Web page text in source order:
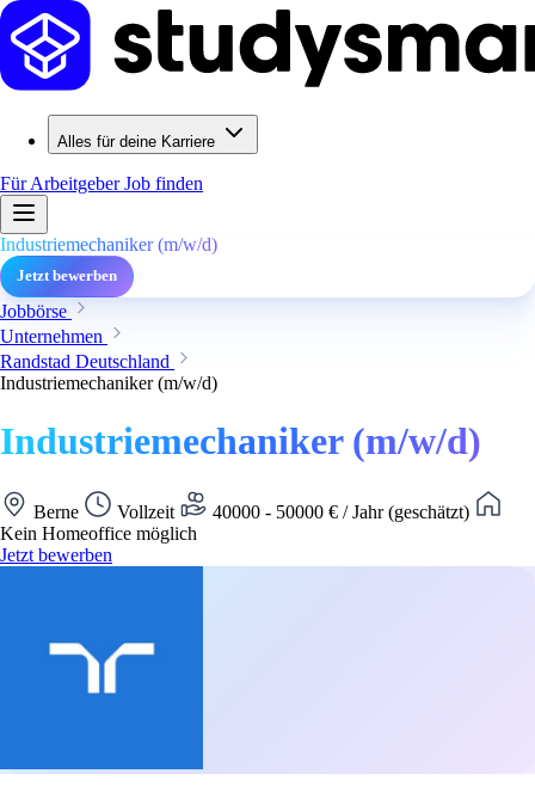
Alles für deine Karriere
Für ArbeitgeberJob finden
Industriemechaniker (m/w/d)
Jetzt bewerben
Jobbörse
Unternehmen
Randstad Deutschland
Industriemechaniker (m/w/d)
Industriemechaniker (m/w/d)
Berne Vollzeit
40000 - 50000 € / Jahr (geschätzt)
Kein Homeoffice möglich
Jetzt bewerben